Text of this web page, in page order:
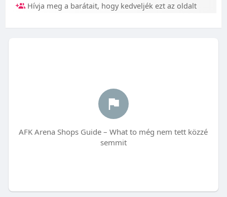
Hívja meg a barátait, hogy kedveljék ezt az oldalt
AFK Arena Shops Guide – What to még nem tett közzé
semmit